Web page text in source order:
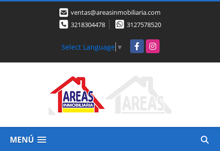
ventas@areasinmobiliaria.com
3218304478
3127578520
Select Language ▼ FacebookInstagram
MENÚ